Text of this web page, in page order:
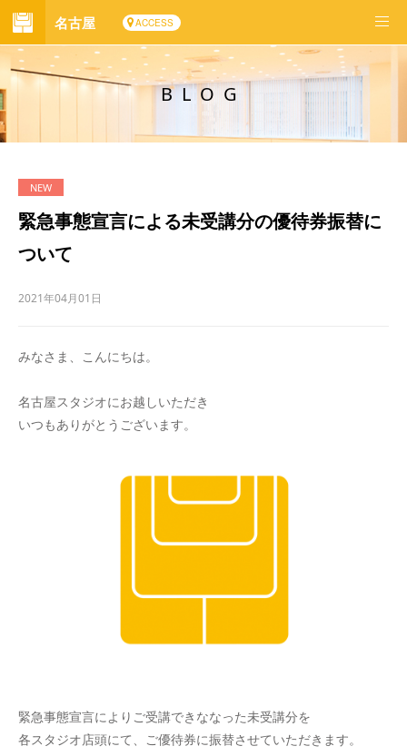
名古屋 ACCESS
BLOG
緊急事態宣言による未受講分の優待券振替に
ついて
2021年04月01日
みなさま、こんにちは。
名古屋スタジオにお越しいただき
いつもありがとうございます。
緊急事態宣言によりご受講できななった未受講分を
各スタジオ店頭にて、ご優待券に振替させていただきます。